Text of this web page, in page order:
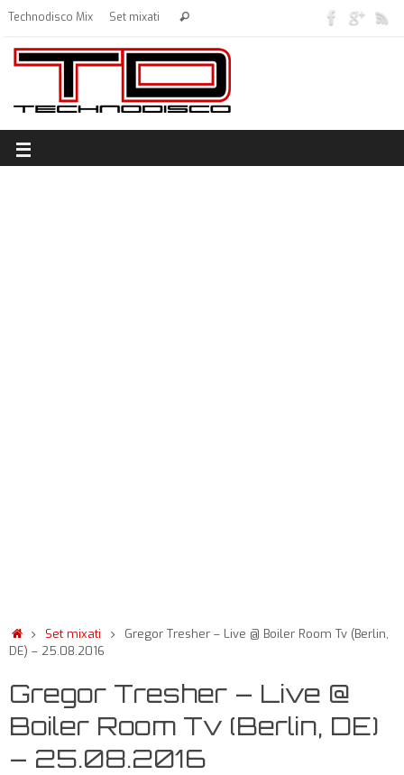
Technodisco Mix Set mixati
Set mixati
Gregor Tresher – Live @ Boiler Room Tv (Berlin,
DE) – 25.08.2016
Gregor Tresher – Live @
Boiler Room Tv (Berlin, DE)
– 25.08.2016